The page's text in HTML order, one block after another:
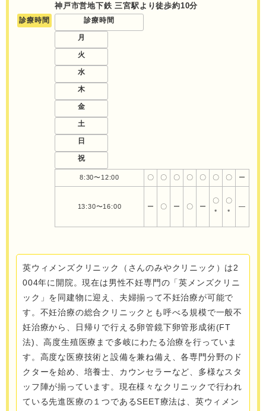
神戸市営地下鉄 三宮駅より徒歩約10分
診療時間 診療時間
月
火
水
木
金
土
日
祝
8:30〜12:00 〇 〇 〇 〇 〇 〇 〇 ー
13:30〜16:00 ー 〇 ー 〇 ー
〇
*
〇
*
―
英ウィメンズクリニック（さんのみやクリニック）は2
004年に開院。現在は男性不妊専門の「英メンズクリニ
ック」を同建物に迎え、夫婦揃って不妊治療が可能で
す。不妊治療の総合クリニックとも呼べる規模で一般不
妊治療から、日帰りで行える卵管鏡下卵管形成術(FT
法)、高度生殖医療まで多岐にわたる治療を行っていま
す。高度な医療技術と設備を兼ね備え、各専門分野のド
クターを始め、培養士、カウンセラーなど、多様なスタ
ッフ陣が揃っています。現在様々なクリニックで行われ
ている先進医療の１つであるSEET療法は、英ウィメン